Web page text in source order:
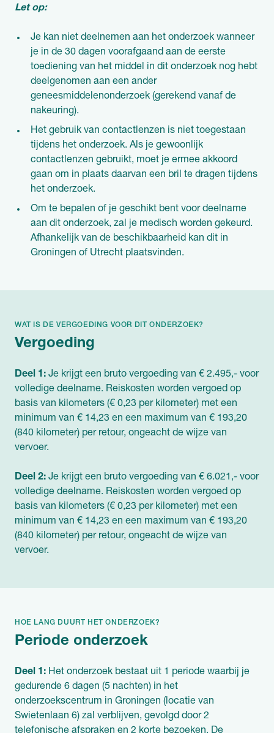
Let op:
Je kan niet deelnemen aan het onderzoek wanneer
je in de 30 dagen voorafgaand aan de eerste
toediening van het middel in dit onderzoek nog hebt
deelgenomen aan een ander
geneesmiddelenonderzoek (gerekend vanaf de
nakeuring).
Het gebruik van contactlenzen is niet toegestaan
tijdens het onderzoek. Als je gewoonlijk
contactlenzen gebruikt, moet je ermee akkoord
gaan om in plaats daarvan een bril te dragen tijdens
het onderzoek.
Om te bepalen of je geschikt bent voor deelname
aan dit onderzoek, zal je medisch worden gekeurd.
Afhankelijk van de beschikbaarheid kan dit in
Groningen of Utrecht plaatsvinden.
WAT IS DE VERGOEDING VOOR DIT ONDERZOEK?
Vergoeding
Deel 1: Je krijgt een bruto vergoeding van € 2.495,- voor
volledige deelname. Reiskosten worden vergoed op
basis van kilometers (€ 0,23 per kilometer) met een
minimum van € 14,23 en een maximum van € 193,20
(840 kilometer) per retour, ongeacht de wijze van
vervoer.
Deel 2: Je krijgt een bruto vergoeding van € 6.021,- voor
volledige deelname. Reiskosten worden vergoed op
basis van kilometers (€ 0,23 per kilometer) met een
minimum van € 14,23 en een maximum van € 193,20
(840 kilometer) per retour, ongeacht de wijze van
vervoer.
HOE LANG DUURT HET ONDERZOEK?
Periode onderzoek
Deel 1: Het onderzoek bestaat uit 1 periode waarbij je
gedurende 6 dagen (5 nachten) in het
onderzoekscentrum in Groningen (locatie van
Swietenlaan 6) zal verblijven, gevolgd door 2
telefonische afspraken en 2 korte bezoeken. De